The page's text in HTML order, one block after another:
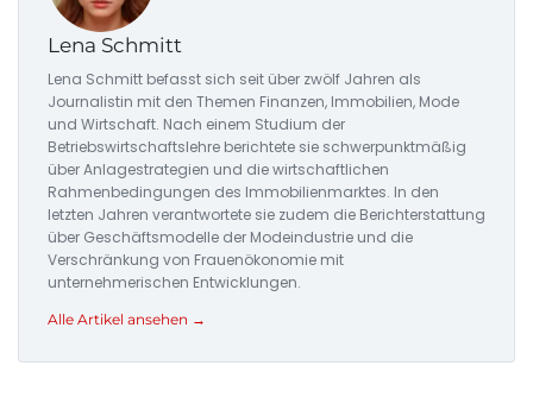
Lena Schmitt
Lena Schmitt befasst sich seit über zwölf Jahren als
Journalistin mit den Themen Finanzen, Immobilien, Mode
und Wirtschaft. Nach einem Studium der
Betriebswirtschaftslehre berichtete sie schwerpunktmäßig
über Anlagestrategien und die wirtschaftlichen
Rahmenbedingungen des Immobilienmarktes. In den
letzten Jahren verantwortete sie zudem die Berichterstattung
über Geschäftsmodelle der Modeindustrie und die
Verschränkung von Frauenökonomie mit
unternehmerischen Entwicklungen.
Alle Artikel ansehen →